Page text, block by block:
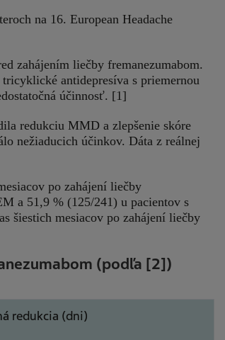
na 16. European Headache
zahájením liečby fremanezumabom.
antidepresíva s priemernou
účinnosť. [1]
redukciu MMD a zlepšenie skóre
nežiaducich účinkov. Dáta z reálnej
po zahájení liečby
a 51,9 % (125/241) u pacientov s
šiestich mesiacov po zahájení liečby
(podľa [2])
redukcia (dni)